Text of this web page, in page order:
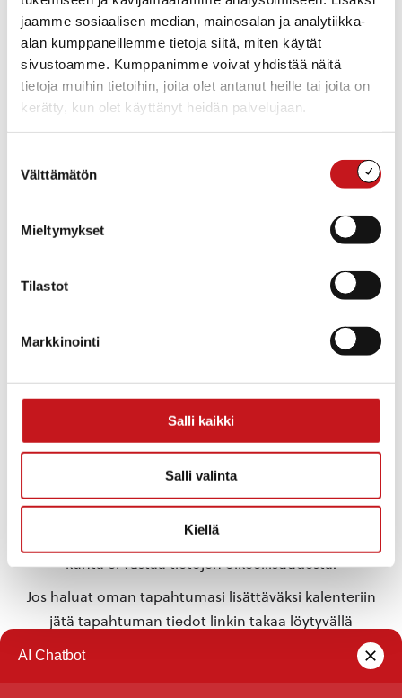
jaamme sosiaalisen median, mainosalan ja analytiikka-
alan kumppaneillemme tietoja siitä, miten käytät
sivustoamme. Kumppanimme voivat yhdistää näitä
tietoja muihin tietoihin, joita olet antanut heille tai joita on
kerätty, kun olet käyttänyt heidän palvelujaan.
valinta
Välttämätön
Mieltymykset
Tilastot
Markkinointi
Salli kaikki
Salli valinta
Kiellä
Lisää kalenteriin
TIEDOT
Päivämäärä:
su 6.7.2025
16:00 - 17:00
Tapahtumaluokka:
Tapahtuma tagia:
JÄRJESTÄJÄ
Rautalammin ev.lut.
TAPAHTUMAPAIKKA
Asahia Wanhan Myllyn
miljöössä»
Rautalammilla järjestämiä tapahtumia. Rautalammin
kunta ei vastaa tietojen oikeellisuudesta.
Jos haluat oman tapahtumasi lisättäväksi kalenteriin
jätä tapahtuman tiedot linkin takaa löytyvällä